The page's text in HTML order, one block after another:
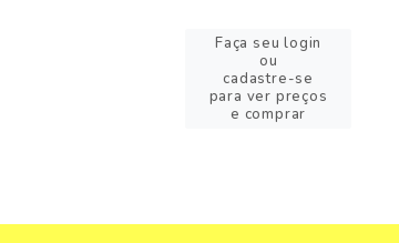
Faça seu login
ou
cadastre-se
para ver preços
e comprar